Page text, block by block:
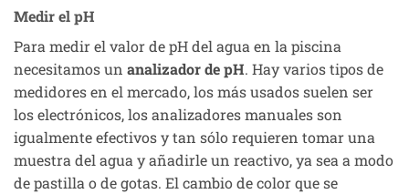
Medir el pH
Para medir el valor de pH del agua en la piscina
necesitamos un analizador de pH. Hay varios tipos de
medidores en el mercado, los más usados suelen ser
los electrónicos, los analizadores manuales son
igualmente efectivos y tan sólo requieren tomar una
muestra del agua y añadirle un reactivo, ya sea a modo
de pastilla o de gotas. El cambio de color que se